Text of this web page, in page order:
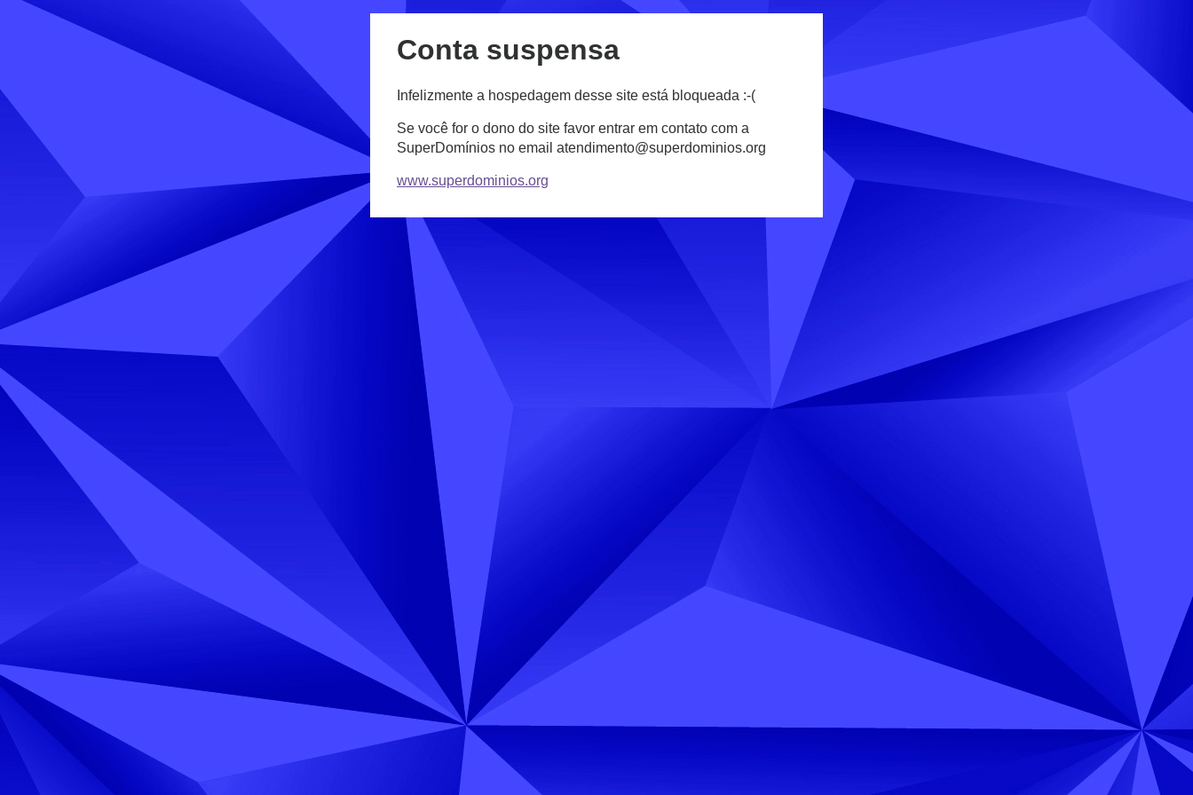
Conta suspensa
Infelizmente a hospedagem desse site está bloqueada :-(
Se você for o dono do site favor entrar em contato com a
SuperDomínios no email atendimento@superdominios.org
www.superdominios.org